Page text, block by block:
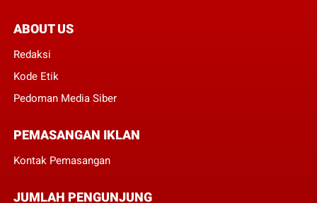
ABOUT US
Redaksi
Kode Etik
Pedoman Media Siber
PEMASANGAN IKLAN
Kontak Pemasangan
JUMLAH PENGUNJUNG